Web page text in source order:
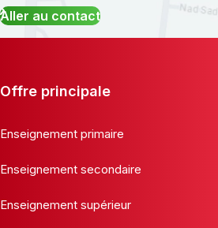
Aller au contact
Offre principale
Enseignement primaire
Enseignement secondaire
Enseignement supérieur